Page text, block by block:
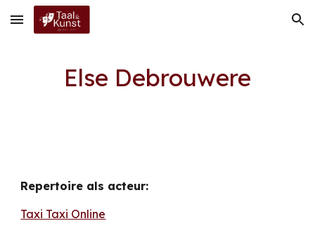
Skip to main content Skip to navigation
Else Debrouwere
Repertoire als acteur:
Taxi Taxi Online